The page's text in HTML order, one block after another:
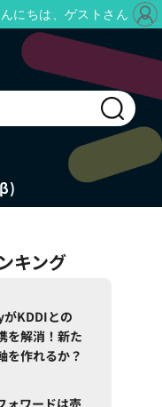
キング
KDDIとの
を解消！新た
を作れるか？
ォワードは売
にちは、ゲストさん